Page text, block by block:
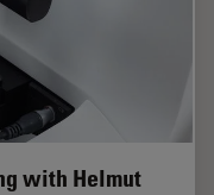
with Helmut